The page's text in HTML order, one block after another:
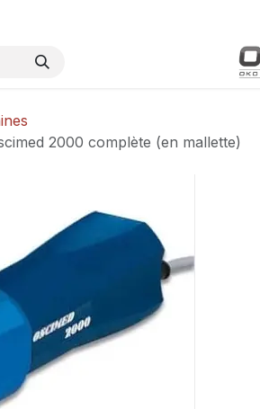
2000 complète (en mallette)